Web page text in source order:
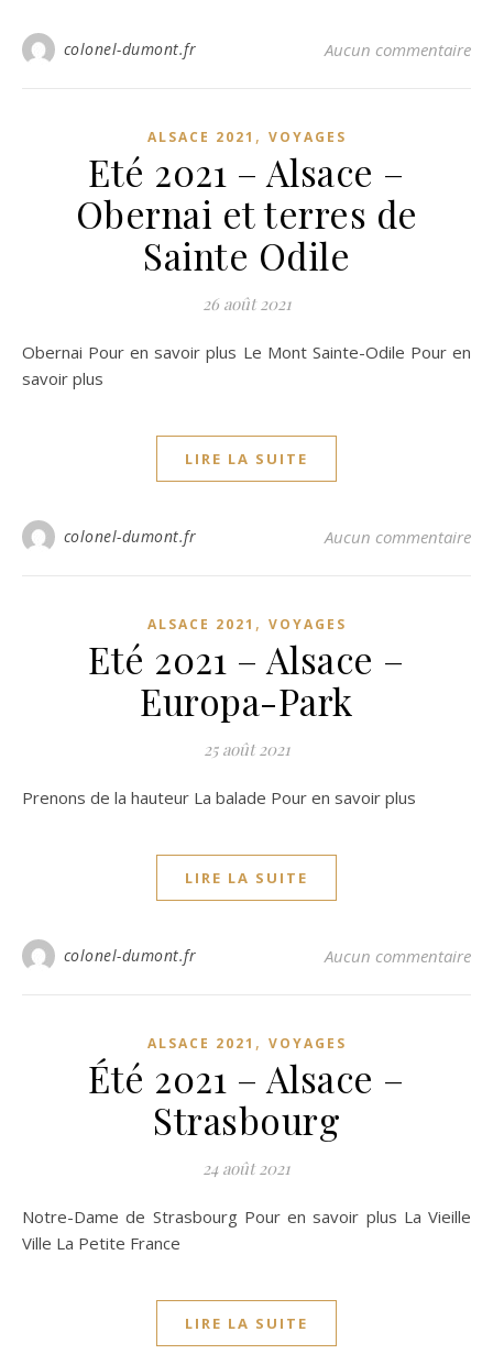
colonel-dumont.fr Aucun commentaire
ALSACE 2021 , VOYAGES
Eté 2021 – Alsace –
Obernai et terres de
Sainte Odile
26 août 2021
Obernai Pour en savoir plus Le Mont Sainte-Odile Pour en
savoir plus
LIRE LA SUITE
colonel-dumont.fr Aucun commentaire
ALSACE 2021 , VOYAGES
Eté 2021 – Alsace –
Europa-Park
25 août 2021
Prenons de la hauteur La balade Pour en savoir plus
LIRE LA SUITE
colonel-dumont.fr Aucun commentaire
ALSACE 2021 , VOYAGES
Été 2021 – Alsace –
Strasbourg
24 août 2021
Notre-Dame de Strasbourg Pour en savoir plus La Vieille
Ville La Petite France
LIRE LA SUITE